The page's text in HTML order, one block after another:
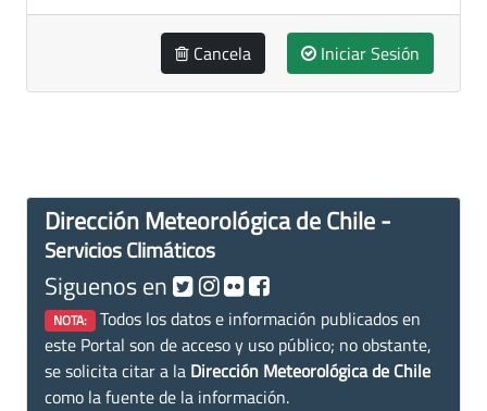
Cancela Iniciar Sesión
Dirección Meteorológica de Chile -
Servicios Climáticos
Siguenos en
NOTA: Todos los datos e información publicados en
este Portal son de acceso y uso público; no obstante,
se solicita citar a la Dirección Meteorológica de Chile
como la fuente de la información.